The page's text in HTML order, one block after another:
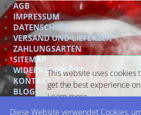
This website uses cookies
get the best experience
Learn more
AGB
IMPRESSUM
DATENSCHUTZ
VERSAND UND LIEFERZEIT
ZAHLUNGSARTEN
SITEMAP
WIDERRUFSRECHT
KONTAKT
BLOG
Diese Website verwendet Cookies,